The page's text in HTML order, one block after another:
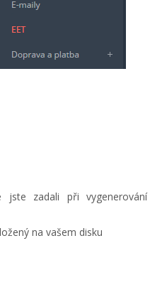
zadali při
na vašem disku